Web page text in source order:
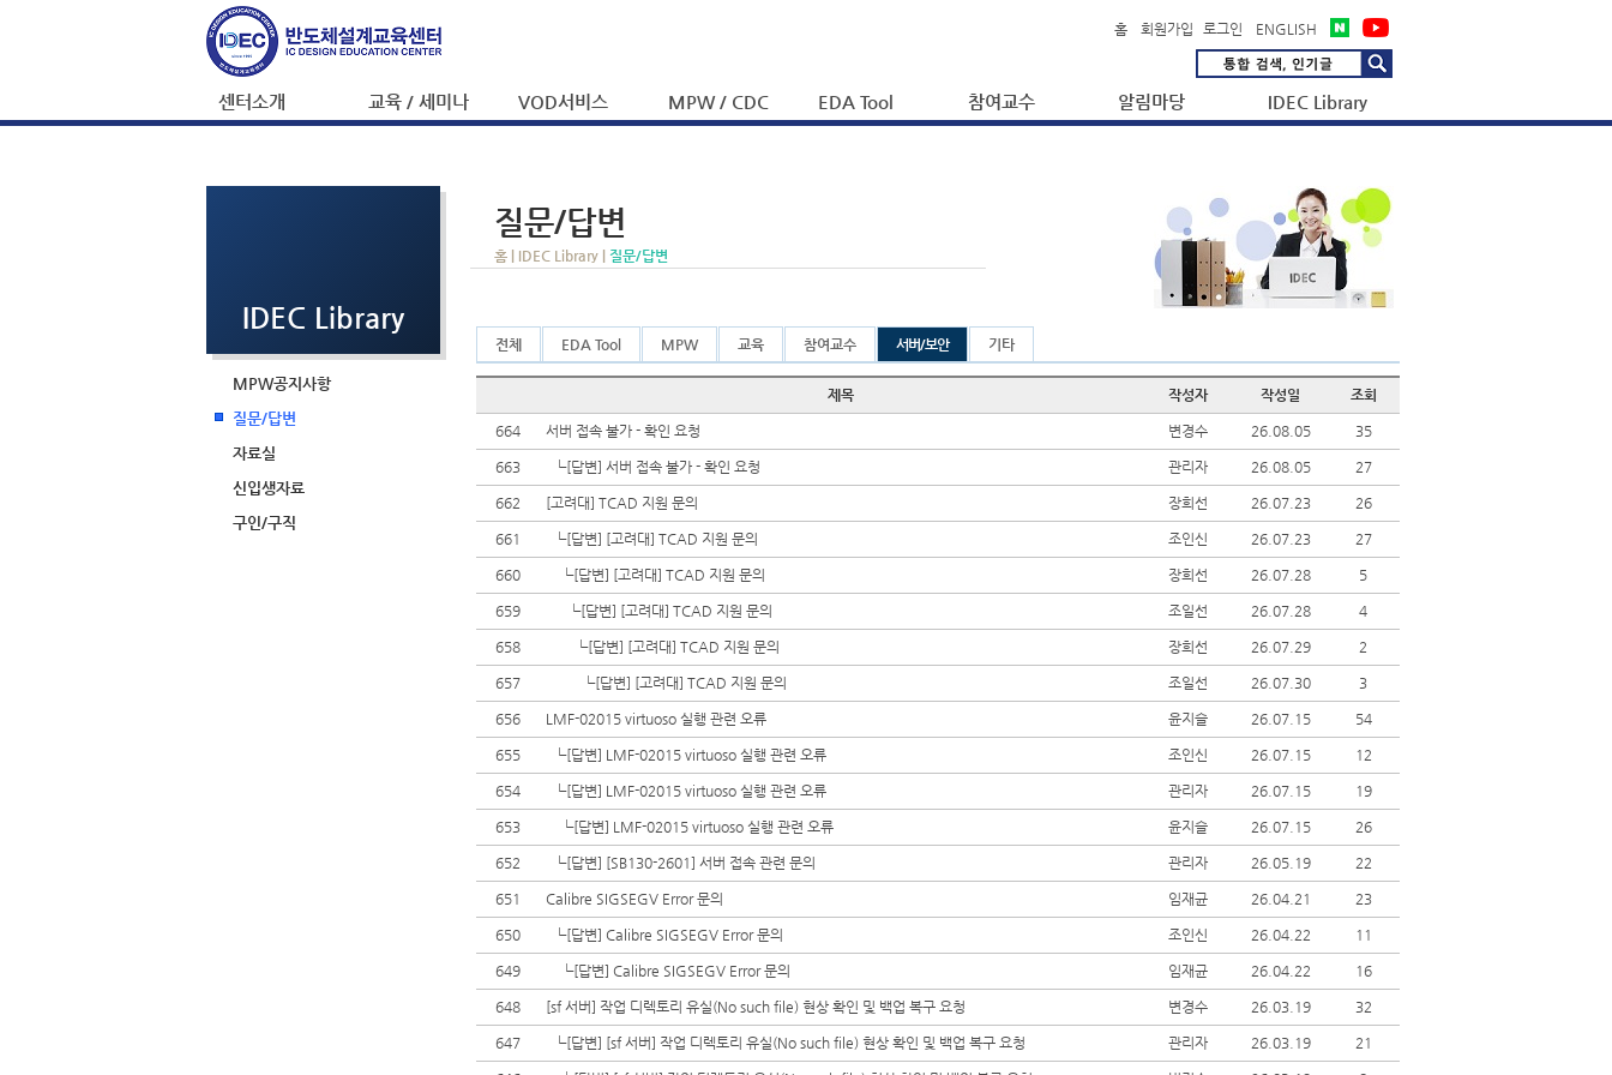
홈 회원가입 로그인 ENGLISH
센터소개 교육 / 세미나 VOD서비스 MPW / CDC EDA Tool 참여교수 알림마당 IDEC Library
IDEC Library
MPW공지사항
질문/답변
자료실
신입생자료
구인/구직
질문/답변
홈 | IDEC Library | 질문/답변
전체 EDA Tool MPW 교육 참여교수 서버/보안 기타
제목 작성자 작성일 조회
664 서버 접속 불가 - 확인 요청 변경수 26.08.05 35
663 ┗[답변] 서버 접속 불가 - 확인 요청 관리자 26.08.05 27
662 [고려대] TCAD 지원 문의 장희선 26.07.23 26
661 ┗[답변] [고려대] TCAD 지원 문의 조인신 26.07.23 27
660 ┗[답변] [고려대] TCAD 지원 문의 장희선 26.07.28 5
659 ┗[답변] [고려대] TCAD 지원 문의 조일선 26.07.28 4
658 ┗[답변] [고려대] TCAD 지원 문의 장희선 26.07.29 2
657 ┗[답변] [고려대] TCAD 지원 문의 조일선 26.07.30 3
656 LMF-02015 virtuoso 실행 관련 오류 윤지슬 26.07.15 54
655 ┗[답변] LMF-02015 virtuoso 실행 관련 오류 조인신 26.07.15 12
654 ┗[답변] LMF-02015 virtuoso 실행 관련 오류 관리자 26.07.15 19
653 ┗[답변] LMF-02015 virtuoso 실행 관련 오류 윤지슬 26.07.15 26
652 ┗[답변] [SB130-2601] 서버 접속 관련 문의 관리자 26.05.19 22
651 Calibre SIGSEGV Error 문의 임재균 26.04.21 23
650 ┗[답변] Calibre SIGSEGV Error 문의 조인신 26.04.22 11
649 ┗[답변] Calibre SIGSEGV Error 문의 임재균 26.04.22 16
648 [sf 서버] 작업 디렉토리 유실(No such file) 현상 확인 및 백업 복구 요청 변경수 26.03.19 32
647 ┗[답변] [sf 서버] 작업 디렉토리 유실(No such file) 현상 확인 및 백업 복구 요청 관리자 26.03.19 21